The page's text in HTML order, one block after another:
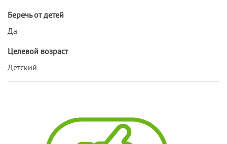
Беречь от детей
Да
Целевой возраст
Детский